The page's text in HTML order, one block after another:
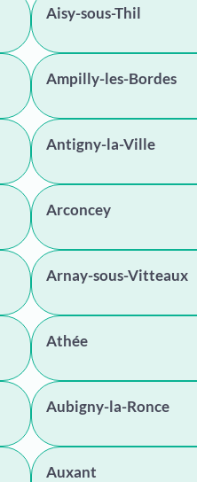
Aisy-sous-Thil
Ampilly-les-Bordes
Antigny-la-Ville
Arconcey
Arnay-sous-Vitteaux
Athée
Aubigny-la-Ronce
Auxant